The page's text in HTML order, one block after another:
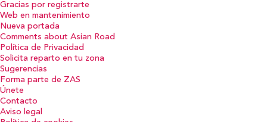
Gracias por registrarte
Web en mantenimiento
Nueva portada
Comments about Asian Road
Política de Privacidad
Solicita reparto en tu zona
Sugerencias
Forma parte de ZAS
Únete
Contacto
Aviso legal